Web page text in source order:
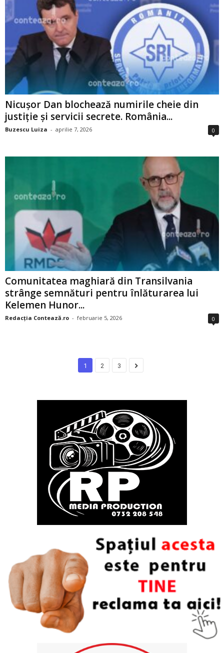
Nicușor Dan blochează numirile cheie din
justiție și servicii secrete. România...
Buzescu Luiza - aprilie 7, 2026 0
Comunitatea maghiară din Transilvania
strânge semnături pentru înlăturarea lui
Kelemen Hunor...
Redacția Contează.ro - februarie 5, 2026 0
1 2 3